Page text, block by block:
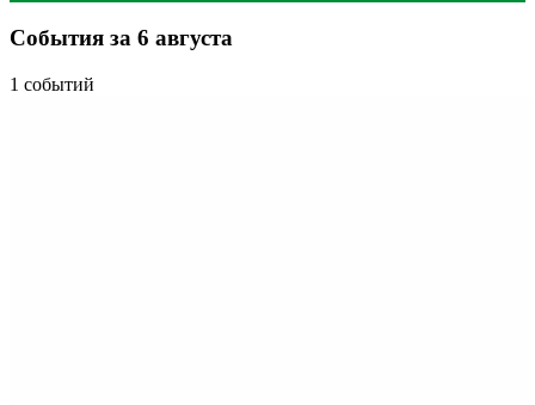
События за 6 августа
1 событий